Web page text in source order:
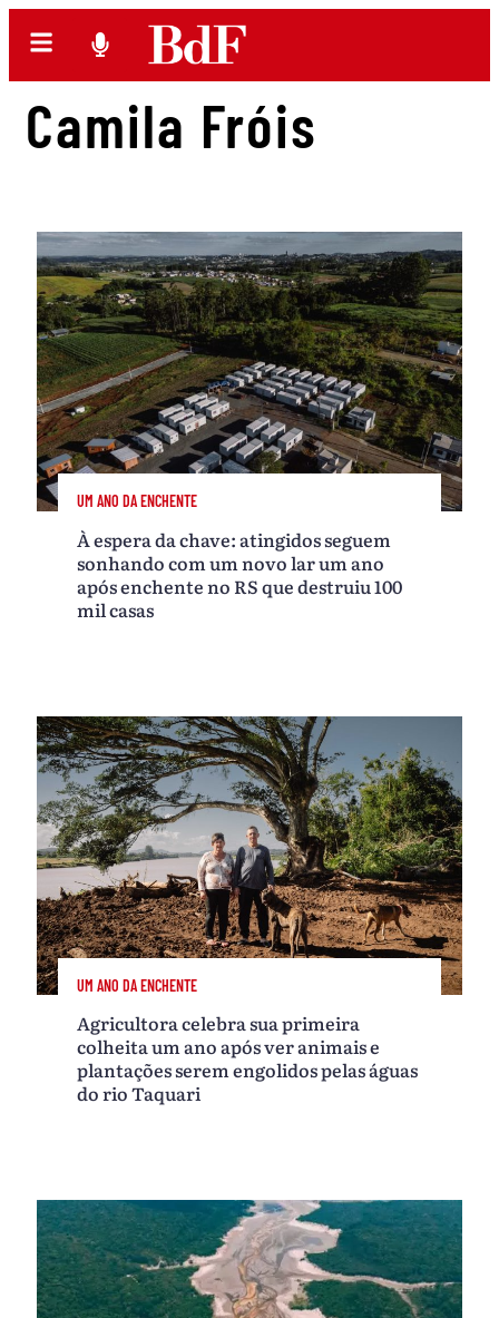
Camila Fróis
UM ANO DA ENCHENTE
À espera da chave: atingidos seguem
sonhando com um novo lar um ano
após enchente no RS que destruiu 100
mil casas
UM ANO DA ENCHENTE
Agricultora celebra sua primeira
colheita um ano após ver animais e
plantações serem engolidos pelas águas
do rio Taquari